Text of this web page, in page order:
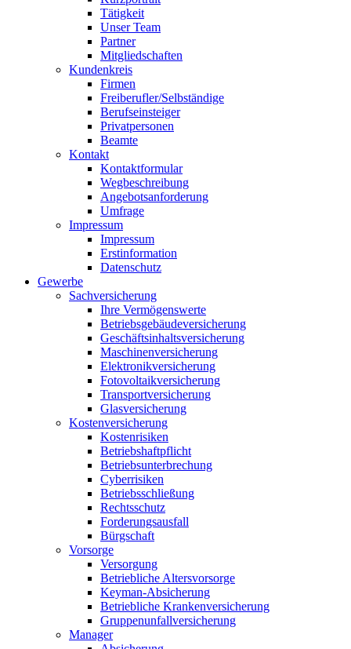
Tätigkeit
Unser Team
Partner
Mitgliedschaften
Kundenkreis
Firmen
Freiberufler/Selbständige
Berufseinsteiger
Privatpersonen
Beamte
Kontakt
Kontaktformular
Wegbeschreibung
Angebotsanforderung
Umfrage
Impressum
Impressum
Erstinformation
Datenschutz
Gewerbe
Sachversicherung
Ihre Vermögenswerte
Betriebsgebäudeversicherung
Geschäftsinhaltsversicherung
Maschinenversicherung
Elektronikversicherung
Fotovoltaikversicherung
Transportversicherung
Glasversicherung
Kostenversicherung
Kostenrisiken
Betriebshaftpflicht
Betriebsunterbrechung
Cyberrisiken
Betriebsschließung
Rechtsschutz
Forderungsausfall
Bürgschaft
Vorsorge
Versorgung
Betriebliche Altersvorsorge
Keyman-Absicherung
Betriebliche Krankenversicherung
Gruppenunfallversicherung
Manager